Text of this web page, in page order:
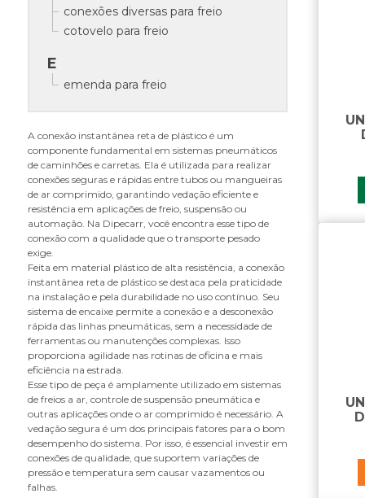
conexões diversas para freio
cotovelo para freio
E
emenda para freio
I
insert para freio
T
tee
U
união de anteparo para freio
A conexão instantânea reta de plástico é um
componente fundamental em sistemas pneumáticos
de caminhões e carretas. Ela é utilizada para realizar
conexões seguras e rápidas entre tubos ou mangueiras
de ar comprimido, garantindo vedação eficiente e
resistência em aplicações de freio, suspensão ou
automação. Na Dipecarr, você encontra esse tipo de
conexão com a qualidade que o transporte pesado
exige.
Feita em material plástico de alta resistência, a conexão
instantânea reta de plástico se destaca pela praticidade
na instalação e pela durabilidade no uso contínuo. Seu
sistema de encaixe permite a conexão e a desconexão
rápida das linhas pneumáticas, sem a necessidade de
ferramentas ou manutenções complexas. Isso
proporciona agilidade nas rotinas de oficina e mais
eficiência na estrada.
Esse tipo de peça é amplamente utilizado em sistemas
de freios a ar, controle de suspensão pneumática e
outras aplicações onde o ar comprimido é necessário. A
vedação segura é um dos principais fatores para o bom
desempenho do sistema. Por isso, é essencial investir em
conexões de qualidade, que suportem variações de
pressão e temperatura sem causar vazamentos ou
falhas.